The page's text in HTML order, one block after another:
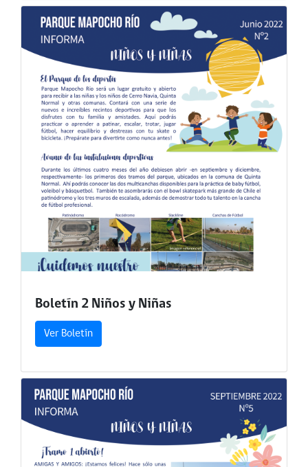
Boletín 2 Niños y Niñas
Ver Boletín